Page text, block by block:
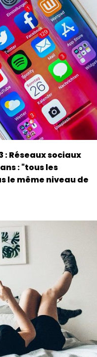
: Réseaux sociaux
: "tous les
le même niveau de